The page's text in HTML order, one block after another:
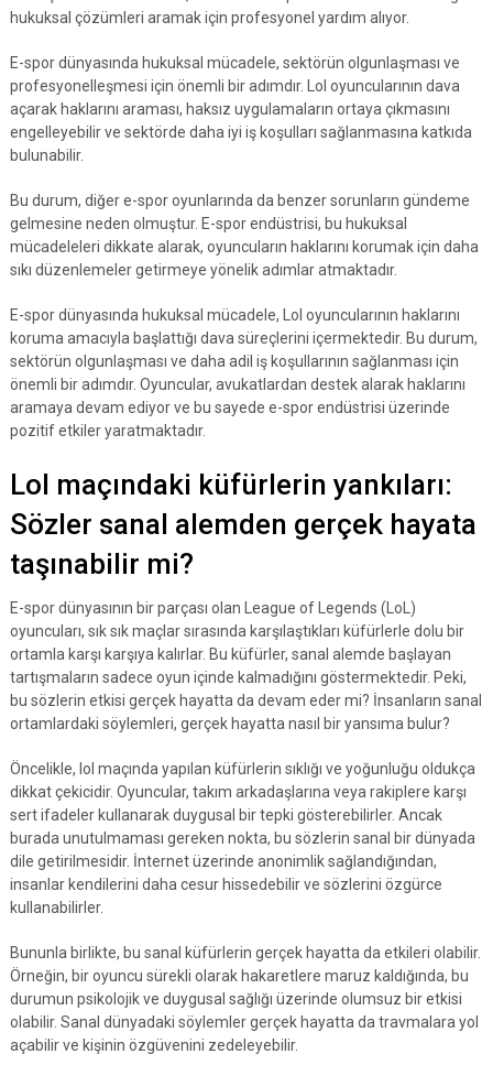
hukuksal çözümleri aramak için profesyonel yardım alıyor.
E-spor dünyasında hukuksal mücadele, sektörün olgunlaşması ve
profesyonelleşmesi için önemli bir adımdır. Lol oyuncularının dava
açarak haklarını araması, haksız uygulamaların ortaya çıkmasını
engelleyebilir ve sektörde daha iyi iş koşulları sağlanmasına katkıda
bulunabilir.
Bu durum, diğer e-spor oyunlarında da benzer sorunların gündeme
gelmesine neden olmuştur. E-spor endüstrisi, bu hukuksal
mücadeleleri dikkate alarak, oyuncuların haklarını korumak için daha
sıkı düzenlemeler getirmeye yönelik adımlar atmaktadır.
E-spor dünyasında hukuksal mücadele, Lol oyuncularının haklarını
koruma amacıyla başlattığı dava süreçlerini içermektedir. Bu durum,
sektörün olgunlaşması ve daha adil iş koşullarının sağlanması için
önemli bir adımdır. Oyuncular, avukatlardan destek alarak haklarını
aramaya devam ediyor ve bu sayede e-spor endüstrisi üzerinde
pozitif etkiler yaratmaktadır.
Lol maçındaki küfürlerin yankıları:
Sözler sanal alemden gerçek hayata
taşınabilir mi?
E-spor dünyasının bir parçası olan League of Legends (LoL)
oyuncuları, sık sık maçlar sırasında karşılaştıkları küfürlerle dolu bir
ortamla karşı karşıya kalırlar. Bu küfürler, sanal alemde başlayan
tartışmaların sadece oyun içinde kalmadığını göstermektedir. Peki,
bu sözlerin etkisi gerçek hayatta da devam eder mi? İnsanların sanal
ortamlardaki söylemleri, gerçek hayatta nasıl bir yansıma bulur?
Öncelikle, lol maçında yapılan küfürlerin sıklığı ve yoğunluğu oldukça
dikkat çekicidir. Oyuncular, takım arkadaşlarına veya rakiplere karşı
sert ifadeler kullanarak duygusal bir tepki gösterebilirler. Ancak
burada unutulmaması gereken nokta, bu sözlerin sanal bir dünyada
dile getirilmesidir. İnternet üzerinde anonimlik sağlandığından,
insanlar kendilerini daha cesur hissedebilir ve sözlerini özgürce
kullanabilirler.
Bununla birlikte, bu sanal küfürlerin gerçek hayatta da etkileri olabilir.
Örneğin, bir oyuncu sürekli olarak hakaretlere maruz kaldığında, bu
durumun psikolojik ve duygusal sağlığı üzerinde olumsuz bir etkisi
olabilir. Sanal dünyadaki söylemler gerçek hayatta da travmalara yol
açabilir ve kişinin özgüvenini zedeleyebilir.